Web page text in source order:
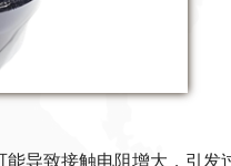
能导致接触电阻增大，引发